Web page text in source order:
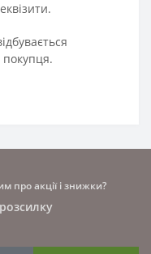
про акції і знижки?